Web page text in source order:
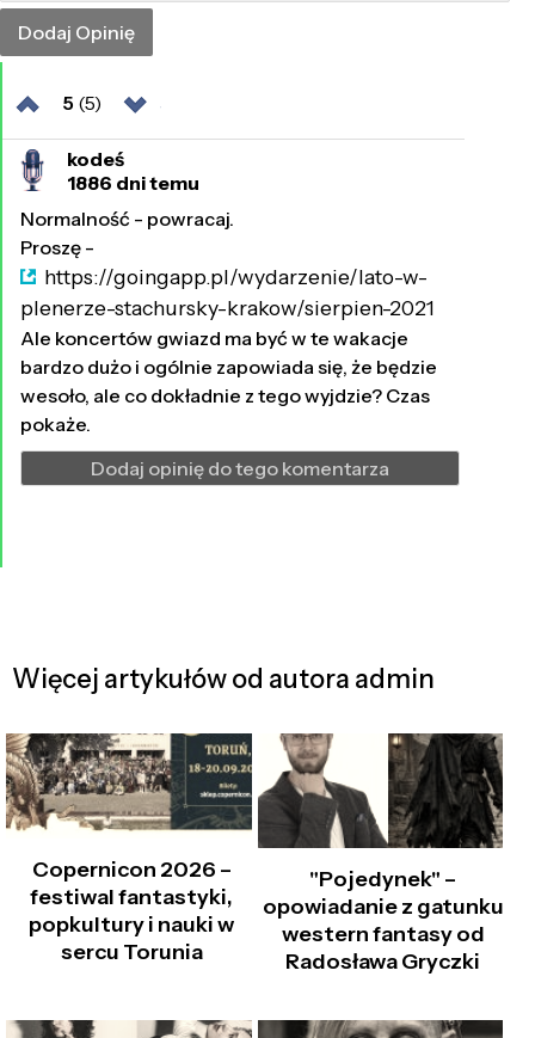
5 (5)
kodeś
1886 dni temu
Normalność - powracaj.
Proszę -
https://goingapp.pl/wydarzenie/lato-w-
plenerze-stachursky-krakow/sierpien-2021
Ale koncertów gwiazd ma być w te wakacje
bardzo dużo i ogólnie zapowiada się, że będzie
wesoło, ale co dokładnie z tego wyjdzie? Czas
pokaże.
Dodaj opinię do tego komentarza
Więcej artykułów od autora admin
Copernicon 2026 –
festiwal fantastyki,
popkultury i nauki w
sercu Torunia
"Pojedynek" –
opowiadanie z gatunku
western fantasy od
Radosława Gryczki